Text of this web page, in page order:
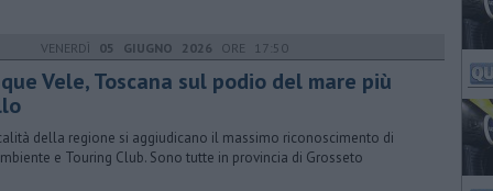
VENERDÌ 05 GIUGNO 2026 ORE 17:50
Vele, Toscana sul podio del mare più
della regione si aggiudicano il massimo riconoscimento di
e Touring Club. Sono tutte in provincia di Grosseto